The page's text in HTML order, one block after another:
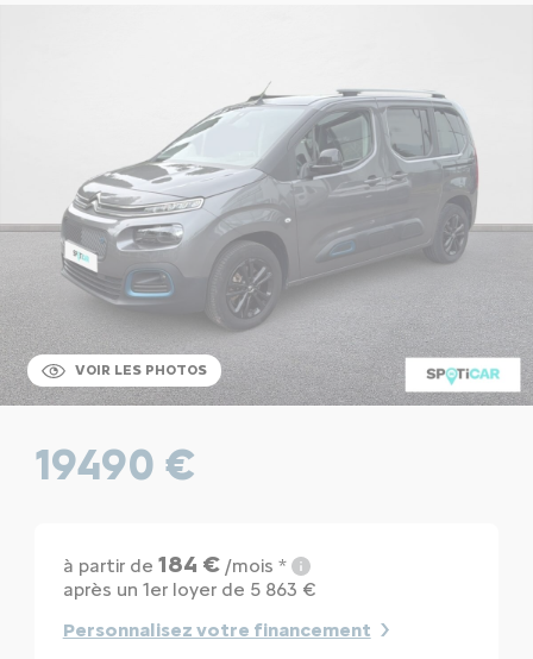
VOIR LES PHOTOS
19490 €
à partir de 184 €/mois *
après un 1er loyer de 5 863 €
Personnalisez votre financement